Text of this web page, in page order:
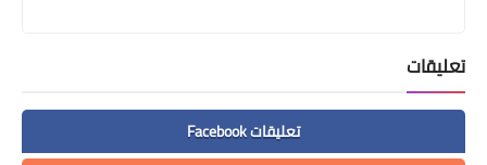
تعليقات
تعليقات Facebook